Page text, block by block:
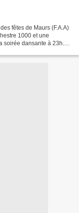
fêtes de Maurs (F.A.A)
1000 et une
soirée dansante à 23h.